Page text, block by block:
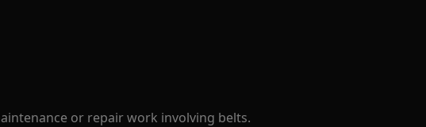
or repair work involving belts.